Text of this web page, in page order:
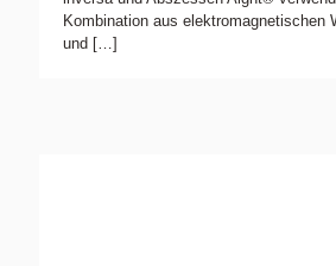
Kombination aus elektromagnetischen
und […]